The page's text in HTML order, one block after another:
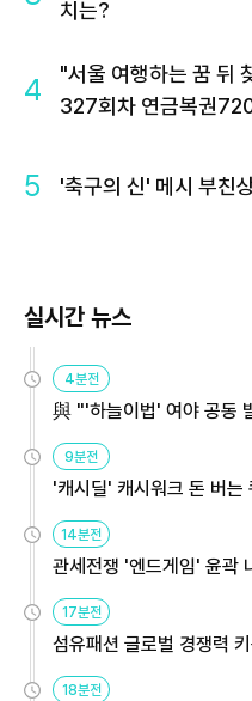
치는?
4
"서울 여행하는 꿈 뒤
327회차 연금복권
5 '축구의 신' 메시 부친
실시간 뉴스
4분전
與 "'하늘이법' 여야 공동
9분전
'캐시딜' 캐시워크 돈 버는
14분전
관세전쟁 '엔드게임' 윤곽
용해야
17분전
섬유패션 글로벌 경쟁력
원
18분전